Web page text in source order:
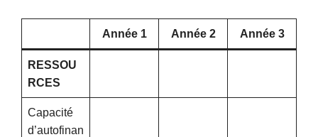
Année 1 Année 2 Année 3
RESSOU
RCES
Capacité
d’autofinan